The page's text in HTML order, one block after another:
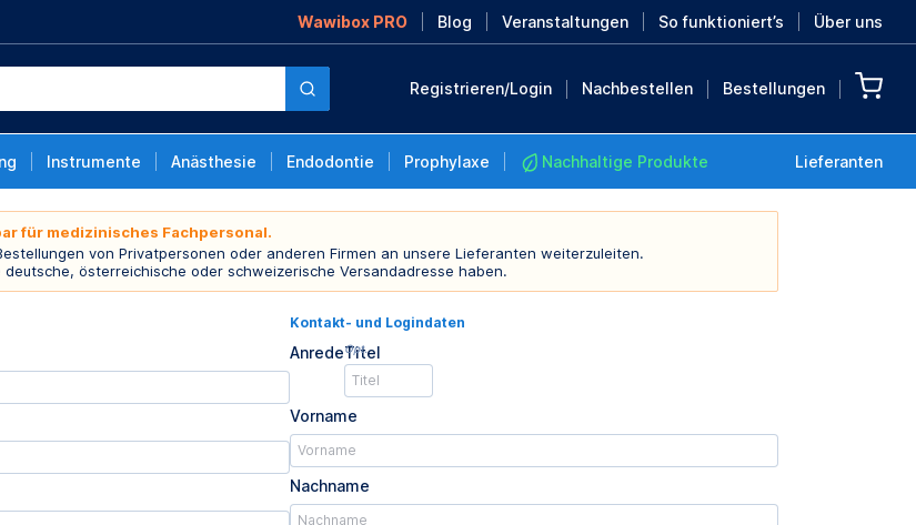
Wawibox PRO Blog Veranstaltungen So funktioniert’s Über uns
Registrieren/Login Nachbestellen Bestellungen
Instrumente Anästhesie Endodontie Prophylaxe Nachhaltige Produkte Lieferanten
MEHR ENTDECKEN
für medizinisches Fachpersonal.
von Privatpersonen oder anderen Firmen an unsere Lieferanten weiterzuleiten.
deutsche, österreichische oder schweizerische Versandadresse haben.
Kontakt- und Logindaten
AnredeTitel
Opt.
Vorname
Nachname